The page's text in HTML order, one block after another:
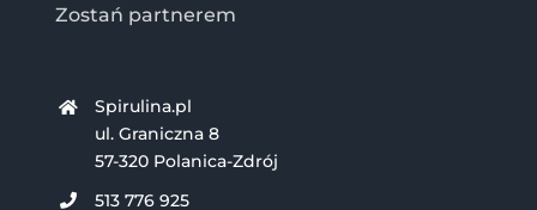
Zostań partnerem
Spirulina.pl
ul. Graniczna 8
57-320 Polanica-Zdrój
513 776 925